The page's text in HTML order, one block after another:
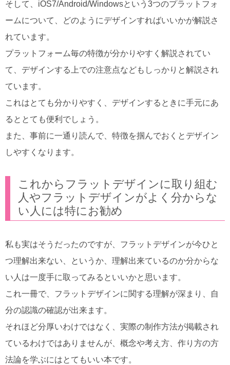
そして、iOS7/Android/Windowsという3つのプラットフォ
ームについて、どのようにデザインすればいいかが解説さ
れています。
プラットフォーム毎の特徴が分かりやすく解説されてい
て、デザインする上での注意点などもしっかりと解説され
ています。
これはとても分かりやすく、デザインするときに手元にあ
るととても便利でしょう。
また、事前に一通り読んで、特徴を掴んでおくとデザイン
しやすくなります。
これからフラットデザインに取り組む
人やフラットデザインがよく分からな
い人には特にお勧め
私も実はそうだったのですが、フラットデザインが今ひと
つ理解出来ない、というか、理解出来ているのか分からな
い人は一度手に取ってみるといいかと思います。
これ一冊で、フラットデザインに関する理解が深まり、自
分の認識の確認が出来ます。
それほど分厚いわけではなく、実際の制作方法が掲載され
ているわけではありませんが、概念や考え方、作り方の方
法論を学ぶにはとてもいい本です。